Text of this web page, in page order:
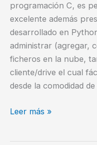
programación C, es
excelente además
desarrollado en
administrar (agregar,
ficheros en la nube,
cliente/drive el cual
desde la comodidad
Syncronice
Leer más »